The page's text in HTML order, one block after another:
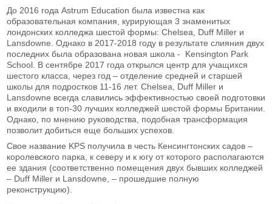
До 2016 года Astrum Education была известна как
образовательная компания, курирующая 3 знаменитых
лондонских колледжа шестой формы: Chelsea, Duff Miller и
Lansdowne. Однако в 2017-2018 году в результате слияния двух
последних была образована новая школа - Kensington Park
School. В сентябре 2017 года открылся центр для учащихся
шестого класса, через год – отделение средней и старшей
школы для подростков 11-16 лет. Chelsea, Duff Miller и
Lansdowne всегда славились эффективностью своей подготовки
и входили в топ-30 лучших колледжей шестой формы Британии.
Однако, по мнению руководства, подобная трансформация
позволит добиться еще больших успехов.
Свое название KPS получила в честь Кенсингтонских садов –
королевского парка, к северу и к югу от которого располагаются
ее здания (соответственно помещения двух бывших колледжей
– Duff Miller и Lansdowne, – прошедшие полную
реконструкцию).